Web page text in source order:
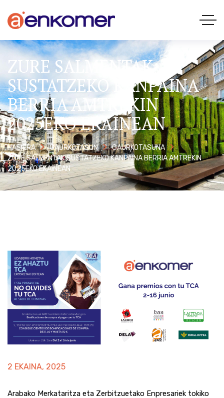
ZURE SALMENTAK
SUSTATZEKO KANPAINA
BERRIA AMTREKIN
2025EKO EKAINEAN
HASIERA GAURKOTASUN
GAURKOTASUNA
ZURE SALMENTAK SUSTATZEKO KANPAINA BERRIA AMTREKIN
2025EKO EKAINEAN
2 EKAINA, 2025
Arabako Merkataritza eta Zerbitzuetako Enpresariek tokiko